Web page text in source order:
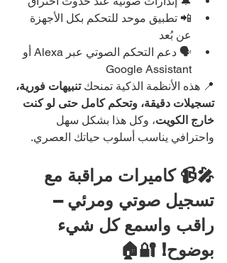
📲 تطبيق موحد للتحكم بكل الأجهزة
عن بُعد
🗣️ دعم التحكم الصوتي عبر Alexa أو
Google Assistant
📍 هذه الأنظمة الذكية تمنحك تنبيهات فورية،
تسجيلات دقيقة، وتحكم كامل حتى لو كنت
خارج الكويت، وكل هذا بشكل سهل
واحترافي يناسب أسلوب حياتك العصري.
🎤📹 كاميرات مراقبة مع
تسجيل صوتي ومرئي –
راقب واسمع كل شيء
بوضوح! 🔐🏠